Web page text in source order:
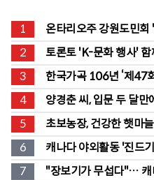
1
온타리오주 강원도민
2
토론토 'K-문화 행사'
3
한국가곡 106년 ‘제47
황
4
양경춘 씨, 입문 두 달
공
5
초보농장, 건강한 햇마
판매
6
캐나다 야외활동 '진드
법은?
7
"장보기가 무섭다"… 캐